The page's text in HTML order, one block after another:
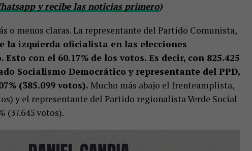
y recibe las noticias primero)
o menos claras. La representante del Partido Comunista,
la izquierda oficialista en las elecciones
con el 60.17% de los votos. Es decir, con 825.425
Socialismo Democrático y representante del PPD,
(385.099 votos). Mucho más abajo el frenteamplista,
y el representante del Partido regionalista Verde Social
(37.645 votos).